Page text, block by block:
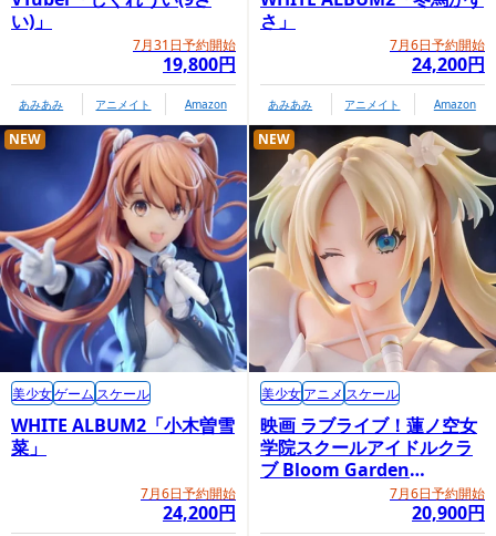
商品情報ページ
https://www.kotobukiya.co.jp/product/product-
0000004731/
コトブキヤオンラインショップ内商品購入ページ
い)」
7月31日予約開始
19,800円
あみあみ アニメイト Amazon
さ」
7月6日予約開始
24,200円
あみあみ アニメイト Amazon
WHITE ALBUM2「小木曽雪
菜」
7月6日予約開始
24,200円
NEW
美少女ゲーム スケール
映画 ラブライブ！蓮ノ空女
学院スクールアイドルクラ
ブ Bloom Garden
Party「大沢瑠璃乃」7月6日予約開始
20,900円
NEW
美少女アニメ スケール